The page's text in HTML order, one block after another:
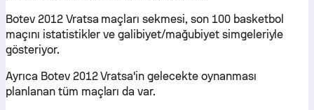
Botev 2012 Vratsa maçları sekmesi, son 100 basketbol
maçını istatistikler ve galibiyet/mağubiyet simgeleriyle
gösteriyor.
Ayrıca Botev 2012 Vratsa'in gelecekte oynanması
planlanan tüm maçları da var.